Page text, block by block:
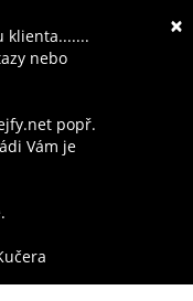
×
klienta.......
nebo
popř.
Vám je